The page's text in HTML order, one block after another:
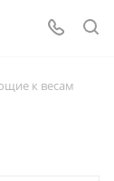
к весам